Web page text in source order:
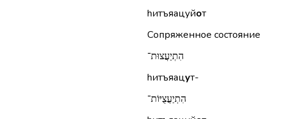
hитъяацуйот
Сопряженное состояние
הִתְיַעֲצוּת־
hитъяацут-
הִתְיַעֲצֻיּוֹת־